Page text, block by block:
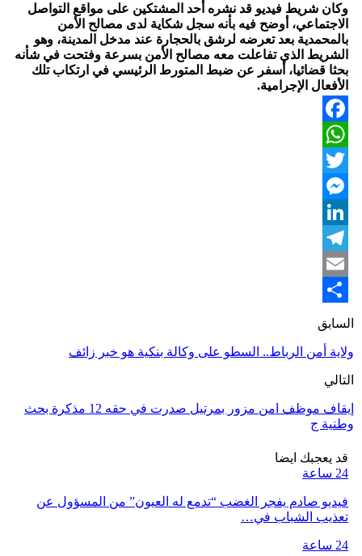
وكان شريط فيديو قد نشره أحد المشتكين على مواقع التواصل
الاجتماعي، أوضح فيه بأنه سجل شكاية لدى مصالح الأمن
بالمحمدية بعد تعرضه لرشق بالحجارة عند مدخل المدينة، وهو
الشريط الذي تفاعلت معه مصالح الأمن بسرعة وفتحت في شأنه
بحثا قضائيا، أسفر عن ضبط المتورط الرئيسي في ارتكاب تلك
الأفعال الإجرامية.
Facebook
WhatsApp
Twitter
Messenger
LinkedIn
Telegram
Email
Share
السابق
ولاية أمن الرباط.. السطو على وكالة بنكية هو خبر زائف
التالي
إيقاف موظف امن مزور بمرتيل صدرت في حقه 12 مذكرة بحث
وطنية ج
قد يعجبك ايضا
24 ساعة
فيديو صادم يفجر الغضب “تدمع له العيون” من المسؤول عن
تعذيب الشباب في…
24 ساعة